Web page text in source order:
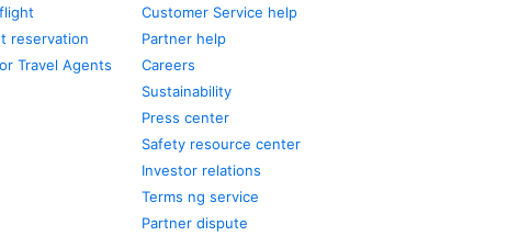
reservation
Travel Agents
Customer Service help
Partner help
Careers
Sustainability
Press center
Safety resource center
Investor relations
Terms ng service
Partner dispute